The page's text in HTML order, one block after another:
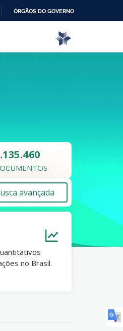
ÓRGÃOS DO GOVERNO
avançada
no Brasil.